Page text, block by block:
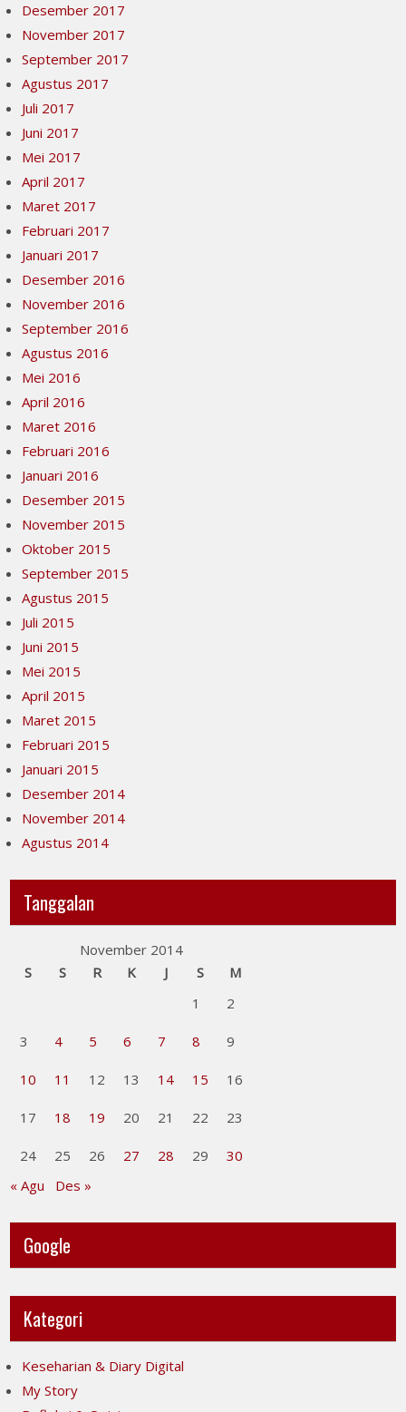
Desember 2017
November 2017
September 2017
Agustus 2017
Juli 2017
Juni 2017
Mei 2017
April 2017
Maret 2017
Februari 2017
Januari 2017
Desember 2016
November 2016
September 2016
Agustus 2016
Mei 2016
April 2016
Maret 2016
Februari 2016
Januari 2016
Desember 2015
November 2015
Oktober 2015
September 2015
Agustus 2015
Juli 2015
Juni 2015
Mei 2015
April 2015
Maret 2015
Februari 2015
Januari 2015
Desember 2014
November 2014
Agustus 2014
Tanggalan
November 2014
S
S R K J S
M
1
2
3 4 5 6 7 8 9
10 11 12 13 14 15 16
17 18 19 20 21 22 23
24 25 26 27 28 29
30
« Agu
Des »
Google
Kategori
Keseharian & Diary Digital
My Story